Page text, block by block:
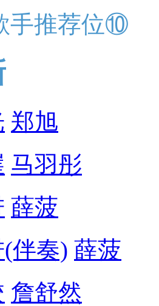
手推荐位⑩
郑旭
马羽彤
薛菠
伴奏) 薛菠
詹舒然